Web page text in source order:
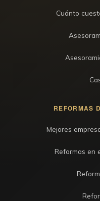
Cuánto
REFORMAS
Mejores
Reformas en